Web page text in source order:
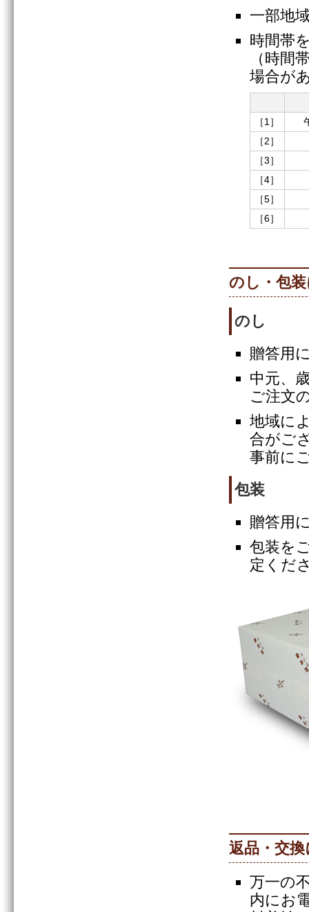
一部地
時間帯
（時間
場合が
［1］
［2］
［3］
［4］
［5］
［6］
のし・包
のし
贈答用
中元、
ご注文
地域に
合がご
事前に
包装
贈答用
包装を
定くだ
返品・交
万一の
内にお